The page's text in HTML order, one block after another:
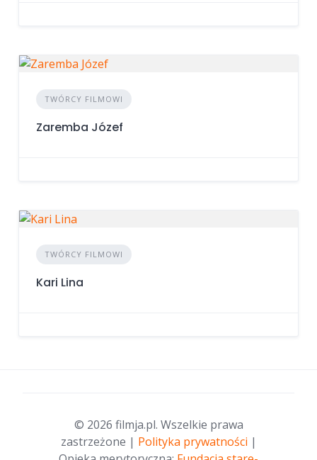
TWÓRCY FILMOWI
Zaremba Józef
TWÓRCY FILMOWI
Kari Lina
© 2026 filmja.pl. Wszelkie prawa
zastrzeżone | Polityka prywatności |